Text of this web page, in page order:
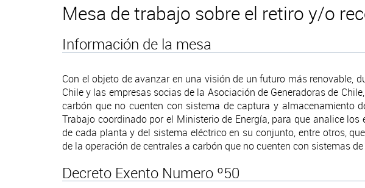
Mesa de trabajo sobre el retiro y/o
Información de la mesa
Con el objeto de avanzar en una visión de un futuro más renovable,
Chile y las empresas socias de la Asociación de Generadoras de
carbón que no cuenten con sistema de captura y almacenamiento
Trabajo coordinado por el Ministerio de Energía, para que analice
de cada planta y del sistema eléctrico en su conjunto, entre otros,
de la operación de centrales a carbón que no cuenten con sistemas
Decreto Exento Numero º50